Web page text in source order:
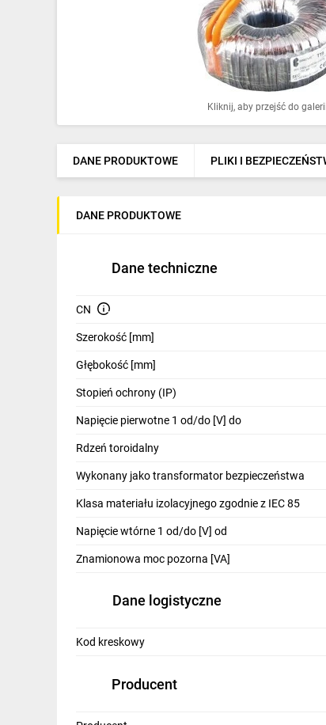
Ogrzewanie
Elektronarzędzia i mierniki
Dom i ogród
Odzież ochronna i BHP
Inne
Budowa i Remont
Elektronika
Smart home
Energetyka wiatrowa
Kliknij, aby przejść do galerii
DANE PRODUKTOWE PLIKI I
DANE PRODUKTOWE
Dane techniczne
CN
Szerokość [mm]
Głębokość [mm]
Stopień ochrony (IP)
Napięcie pierwotne 1 od/do [V] do
Rdzeń toroidalny
Wykonany jako transformator bezpieczeństwa
Klasa materiału izolacyjnego zgodnie z IEC 85
Napięcie wtórne 1 od/do [V] od
Znamionowa moc pozorna [VA]
Dane logistyczne
Kod kreskowy
Producent